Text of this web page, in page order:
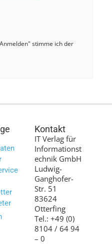
stimme ich der
Kontakt
IT Verlag für
Informationst
echnik GmbH
Ludwig-
Ganghofer-
Str. 51
83624
Otterfing
Tel.: +49 (0)
8104 / 64 94
– 0